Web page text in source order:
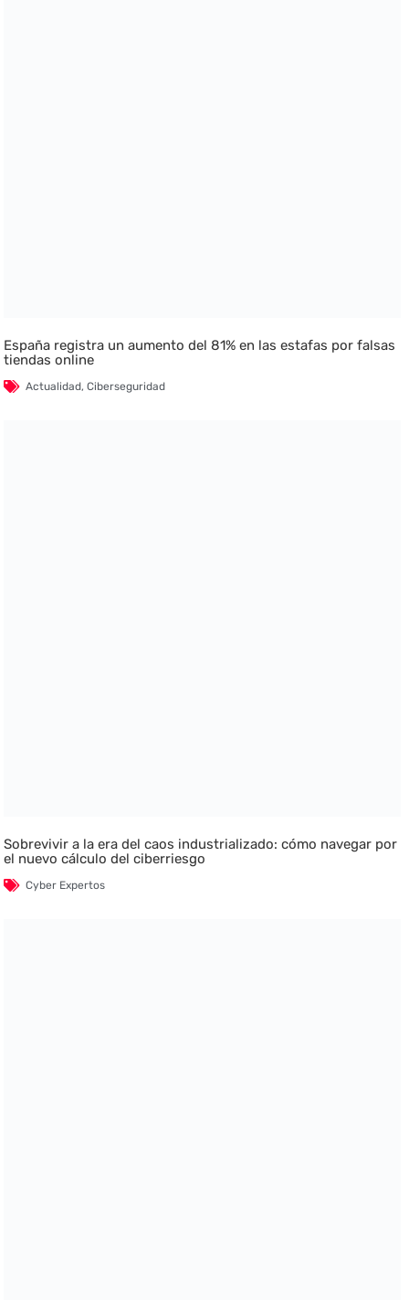
España registra un aumento del 81% en las estafas por falsas
tiendas online
Actualidad,Ciberseguridad
Sobrevivir a la era del caos industrializado: cómo navegar por
el nuevo cálculo del ciberriesgo
Cyber Expertos